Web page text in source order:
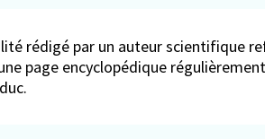
rédigé par un auteur scientifique
page encyclopédique